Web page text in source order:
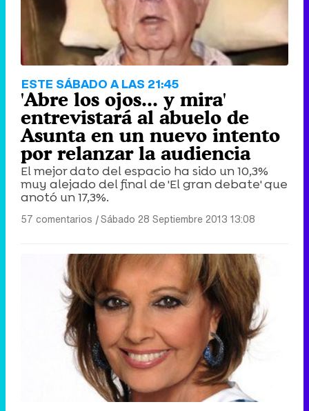
ESTE SÁBADO A LAS 21:45
'Abre los ojos... y mira'
entrevistará al abuelo de
Asunta en un nuevo intento
por relanzar la audiencia
El mejor dato del espacio ha sido un 10,3%
muy alejado del final de 'El gran debate' que
anotó un 17,3%.
57 comentarios |Sábado 28 Septiembre 2013 13:08